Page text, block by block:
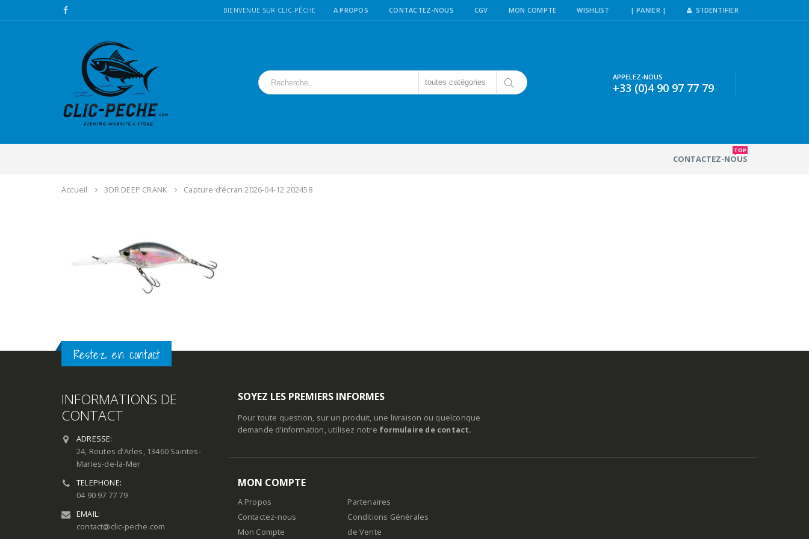
BIENVENUE SUR CLIC-PÊCHE A PROPOS CONTACTEZ-NOUS CGV MON COMPTE WISHLIST | PANIER | S'IDENTIFIER
toutes catégories
APPELEZ-NOUS
+33 (0)4 90 97 77 79
CONTACTEZ-NOUS
TOP
Accueil 3DR DEEP CRANK Capture d’écran 2026-04-12 202458
Restez en contact
INFORMATIONS DE
CONTACT
ADRESSE:
24, Routes d’Arles, 13460 Saintes-
Maries-de-la-Mer
TELEPHONE:
04 90 97 77 79
EMAIL:
contact@clic-peche.com
SOYEZ LES PREMIERS INFORMES
Pour toute question, sur un produit, une livraison ou quelconque
demande d’information, utilisez notre formulaire de contact.
MON COMPTE
A Propos
Contactez-nous
Mon Compte
Partenaires
Conditions Générales
de Vente